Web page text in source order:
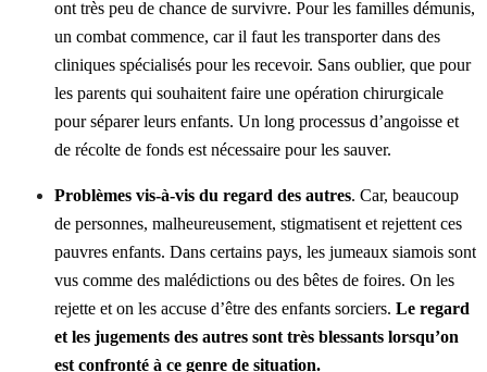
ont très peu de chance de survivre. Pour les familles démunis,
un combat commence, car il faut les transporter dans des
cliniques spécialisés pour les recevoir. Sans oublier, que pour
les parents qui souhaitent faire une opération chirurgicale
pour séparer leurs enfants. Un long processus d’angoisse et
de récolte de fonds est nécessaire pour les sauver.
Problèmes vis-à-vis du regard des autres. Car, beaucoup
de personnes, malheureusement, stigmatisent et rejettent ces
pauvres enfants. Dans certains pays, les jumeaux siamois sont
vus comme des malédictions ou des bêtes de foires. On les
rejette et on les accuse d’être des enfants sorciers. Le regard
et les jugements des autres sont très blessants lorsqu’on
est confronté à ce genre de situation.